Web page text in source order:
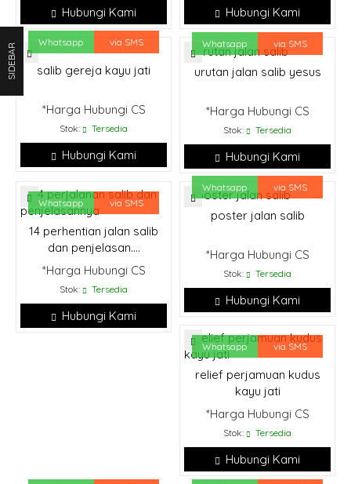
Hubungi Kami Hubungi Kami
Whatsapp via SMS
salib gereja kayu jati
*Harga Hubungi CS
Stok: Tersedia
Hubungi Kami
Whatsapp via SMS
urutan jalan salib yesus
*Harga Hubungi CS
Stok: Tersedia
Hubungi Kami
Whatsapp via SMS
14 perhentian jalan salib
dan penjelasan....
*Harga Hubungi CS
Stok: Tersedia
Hubungi Kami
Whatsapp via SMS
poster jalan salib
*Harga Hubungi CS
Stok: Tersedia
Hubungi Kami
Whatsapp via SMS
relief perjamuan kudus
kayu jati
*Harga Hubungi CS
Stok: Tersedia
Hubungi Kami
SIDEBAR